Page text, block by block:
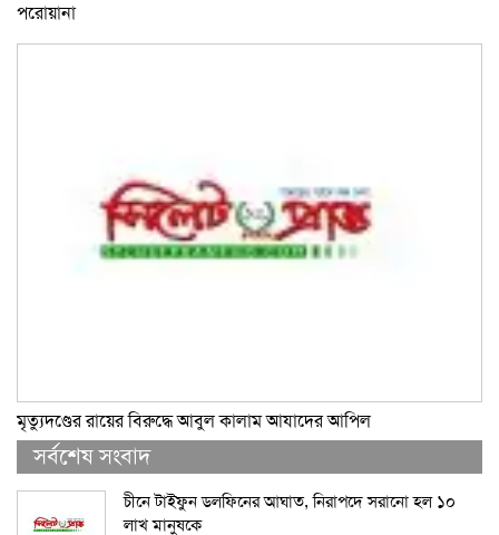
পরোয়ানা
মৃত্যুদণ্ডের রায়ের বিরুদ্ধে আবুল কালাম আযাদের আপিল
সর্বশেষ সংবাদ
চীনে টাইফুন ডলফিনের আঘাত, নিরাপদে সরানো হল ১০
লাখ মানুষকে